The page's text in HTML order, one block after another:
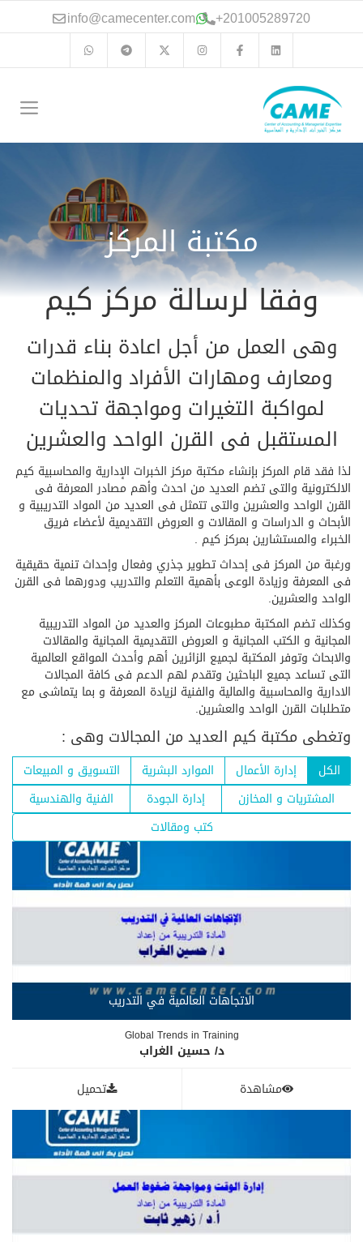
انتقل
إلى 201005289720
+
info@camecenter.com
مكتبة المركز
وفقا لرسالة مركز كيم
وهى العمل من أجل اعادة بناء قدرات
ومعارف ومهارات الأفراد والمنظمات
لمواكبة التغيرات ومواجهة تحديات
المستقبل فى القرن الواحد والعشرين
لذا فقد قام المركز بإنشاء مكتبة مركز الخبرات الإدارية والمحاسبية كيم
الالكترونية والتى تضم العديد من احدث وأهم مصادر المعرفة فى
القرن الواحد والعشرين والتى تتمثل فى العديد من المواد التدريبية و
الأبحاث و الدراسات و المقالات و العروض التقديمية لأعضاء فريق
الخبراء والمستشارين بمركز كيم .
ورغبة من المركز فى إحداث تطوير جذري وفعال وإحداث تنمية حقيقية
فى المعرفة وزيادة الوعى بأهمية التعلم والتدريب ودورهما فى القرن
الواحد والعشرين.
وكذلك تضم المكتبة مطبوعات المركز والعديد من المواد التدريبية
المجانية و الكتب المجانية و العروض التقديمية المجانية والمقالات
والابحاث وتوفر المكتبة لجميع الزائرين أهم وأحدث المواقع العالمية
التى تساعد جميع الباحثين وتقدم لهم الدعم فى كافة المجالات
الادارية والمحاسبية والمالية والفنية لزيادة المعرفة و بما يتماشى مع
متطلبات القرن الواحد والعشرين.
وتغطى مكتبة كيم العديد من المجالات وهى :
الكل إدارة الأعمال الموارد البشرية
التسويق و المبيعات
المشتريات و المخازن
إدارة الجودة
الفنية والهندسية
كتب ومقالات
الاتجاهات العالمية في التدريب
Global Trends in Training
د/ حسين الغراب
مشاهدة
تحميل